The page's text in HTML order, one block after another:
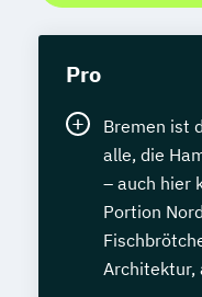
Pro
Bremen ist
alle, die
– auch hier
Portion
Architektur,